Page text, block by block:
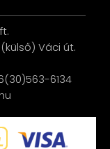
Váci út.
6134